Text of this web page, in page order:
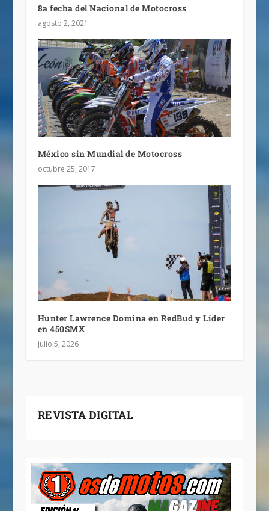
8a fecha del Nacional de Motocross
agosto 2, 2021
México sin Mundial de Motocross
octubre 25, 2017
Hunter Lawrence Domina en RedBud y Líder
en 450SMX
julio 5, 2026
REVISTA DIGITAL